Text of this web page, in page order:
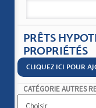
PRÊTS
PROPRIÉTÉS
CLIQUEZ ICI POUR
CATÉGORIE AUTRES